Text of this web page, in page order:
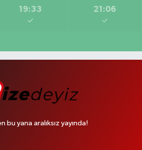
19:33 21:06
bu yana aralıksız yayında!